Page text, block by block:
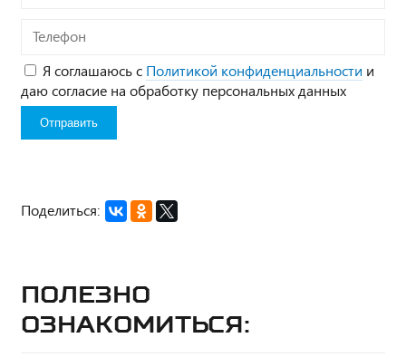
Телефон
Я соглашаюсь с Политикой конфиденциальности и
даю согласие на обработку персональных данных
Поделиться:
Полезно
ознакомиться: